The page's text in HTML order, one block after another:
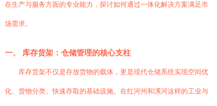
在生产与服务方面的专业能力，探讨如何通过一体化解决方案满足市
场需求。
一、 库存货架：仓储管理的核心支柱
库存货架不仅是存放货物的载体，更是现代仓储系统实现空间优
化、货物分类、快速存取的基础设施。在红河州和漯河这样的工业与